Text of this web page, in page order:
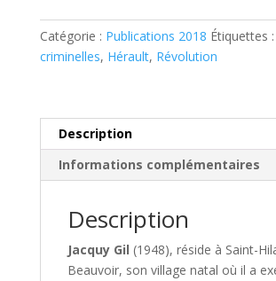
criminelles
Révolution
(1792
Tome
Catégorie : Publications 2018 Étiquettes :
criminelles, Hérault, Révolution
Description
Informations complémentaires
Description
Jacquy Gil (1948), réside à Saint-
Beauvoir, son village natal où il a